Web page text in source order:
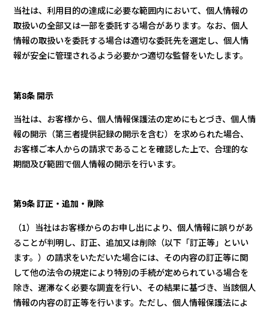
当社は、利用目的の達成に必要な範囲内において、個人情報の
取扱いの全部又は一部を委託する場合があります。なお、個人
情報の取扱いを委託する場合は適切な委託先を選定し、個人情
報が安全に管理されるよう必要かつ適切な監督をいたします。
第8条 開示
当社は、お客様から、個人情報保護法の定めにもとづき、個人情
報の開示（第三者提供記録の開示を含む）を求められた場合、
お客様ご本人からの請求であることを確認した上で、合理的な
期間及び範囲で個人情報の開示を行います。
第9条 訂正・追加・削除
（1）当社はお客様からのお申し出により、個人情報に誤りがあ
ることが判明し、訂正、追加又は削除（以下「訂正等」といい
ます。）の請求をいただいた場合には、その内容の訂正等に関
して他の法令の規定により特別の手続が定められている場合を
除き、遅滞なく必要な調査を行い、その結果に基づき、当該個人
情報の内容の訂正等を行います。ただし、個人情報保護法によ